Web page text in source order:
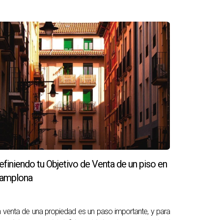
banco para permitir la venta.
ante futuras ventas.
siempre es mejor aclarar todos los
tu Objetivo de Venta de un piso en
venta de una propiedad es un paso importante, y para